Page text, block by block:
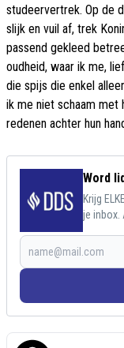
studeervertrek. Op de
slijk en vuil af, trek
passend gekleed
oudheid, waar ik me,
die spijs die enkel
ik me niet schaam met
redenen achter hun
Word
Krijg
je inbox.